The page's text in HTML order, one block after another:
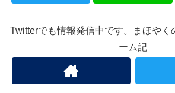
Twitterでも情報発信中です。まほやく
ーム記